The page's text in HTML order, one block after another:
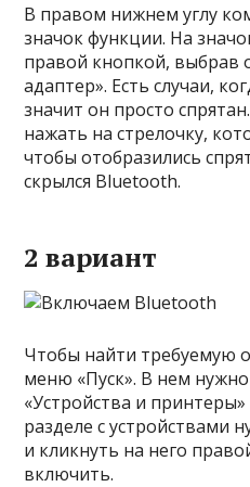
В правом нижнем углу
значок функции. На
правой кнопкой,
адаптер». Есть случаи,
значит он просто
нажать на стрелочку,
чтобы отобразились
скрылся Bluetooth.
2 вариант
Чтобы найти требуемую
меню «Пуск». В нем
«Устройства и
разделе с устройствами
и кликнуть на него
включить.